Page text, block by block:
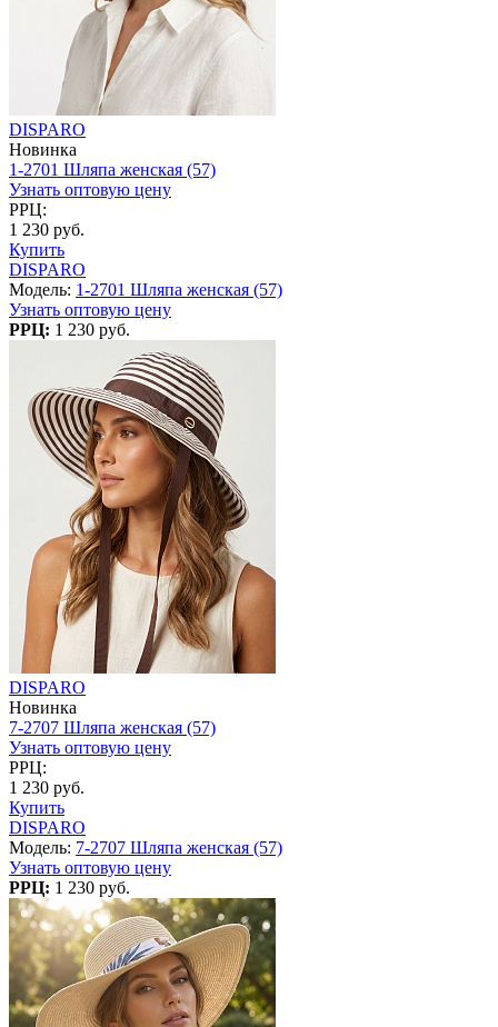
DISPARO
Новинка
1-2701 Шляпа женская (57)
Узнать оптовую цену
РРЦ:
1 230 руб.
Купить
DISPARO
Модель: 1-2701 Шляпа женская (57)
Узнать оптовую цену
РРЦ: 1 230 руб.
DISPARO
Новинка
7-2707 Шляпа женская (57)
Узнать оптовую цену
РРЦ:
1 230 руб.
Купить
DISPARO
Модель: 7-2707 Шляпа женская (57)
Узнать оптовую цену
РРЦ: 1 230 руб.